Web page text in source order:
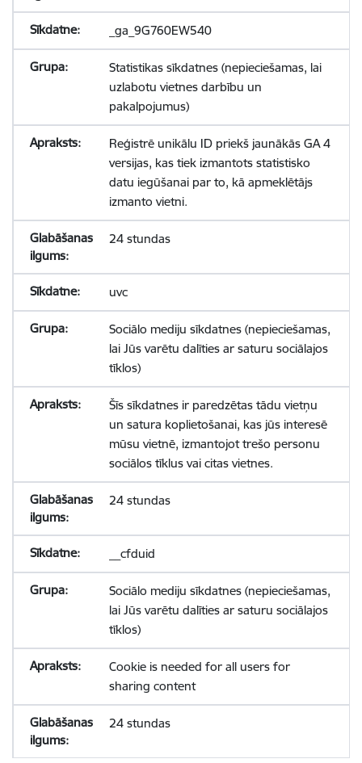
_ga_9G760EW540
Statistikas sīkdatnes (nepieciešamas, lai
uzlabotu vietnes darbību un
pakalpojumus)
Reģistrē unikālu ID priekš jaunākās GA 4
versijas, kas tiek izmantots statistisko
datu iegūšanai par to, kā apmeklētājs
izmanto vietni.
24 stundas
uvc
Sociālo mediju sīkdatnes (nepieciešamas,
lai Jūs varētu dalīties ar saturu sociālajos
tīklos)
Šīs sīkdatnes ir paredzētas tādu vietņu
un satura koplietošanai, kas jūs interesē
mūsu vietnē, izmantojot trešo personu
sociālos tīklus vai citas vietnes.
24 stundas
__cfduid
Sociālo mediju sīkdatnes (nepieciešamas,
lai Jūs varētu dalīties ar saturu sociālajos
tīklos)
Cookie is needed for all users for
sharing content
24 stundas